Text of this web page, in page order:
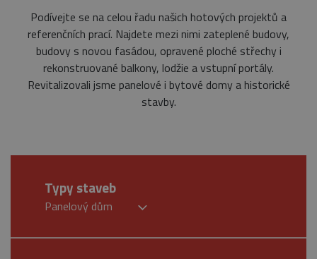
Podívejte se na celou řadu našich hotových projektů a
referenčních prací. Najdete mezi nimi zateplené budovy,
budovy s novou fasádou, opravené ploché střechy i
rekonstruované balkony, lodžie a vstupní portály.
Revitalizovali jsme panelové i bytové domy a historické
stavby.
Typy staveb
Panelový dům